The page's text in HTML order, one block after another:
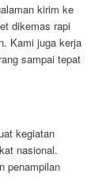
kirim ke
dikemas rapi
Kami juga kerja
sampai tepat
kegiatan
nasional.
penampilan